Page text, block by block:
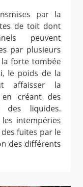
par la
de toit dont
peuvent
par plusieurs
forte tombée
le poids de la
affaisser la
créant des
des liquides.
intempéries
fuites par le
des différents